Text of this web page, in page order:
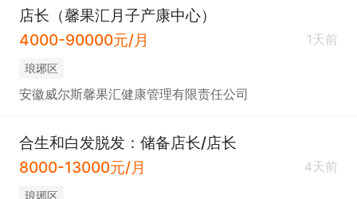
店长（馨果汇月子产康中心）
4000-90000元/月
1天前
琅琊区
安徽威尔斯馨果汇健康管理有限责任公司
合生和白发脱发：储备店长/店长
8000-13000元/月
4天前
琅琊区